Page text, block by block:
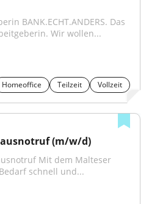
BANK.ECHT.ANDERS. Das
Wir wollen...
Homeoffice
Teilzeit Vollzeit
(m/w/d)
Mit dem Malteser
schnell und...